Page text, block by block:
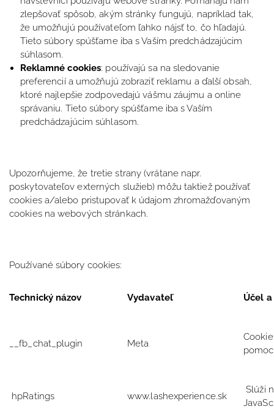
zlepšovať spôsob, akým stránky fungujú, napríklad tak,
že umožňujú používateľom ľahko nájsť to, čo hľadajú.
Tieto súbory spúšťame iba s Vaším predchádzajúcim
súhlasom.
Reklamné cookies: používajú sa na sledovanie
preferencií a umožňujú zobraziť reklamu a ďalší obsah,
ktoré najlepšie zodpovedajú vášmu záujmu a online
správaniu. Tieto súbory spúšťame iba s Vaším
predchádzajúcim súhlasom.
Upozorňujeme, že tretie strany (vrátane napr.
poskytovateľov externých služieb) môžu taktiež používať
cookies a/alebo pristupovať k údajom zhromažďovaným
cookies na webových stránkach.
Používané súbory cookies:
Technický názov Vydavateľ Účel
__fb_chat_plugin Meta
hpRatings www.lashexperience.sk
Slúži